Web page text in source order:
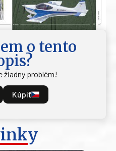
o tento
žiadny problém!
Kúpiť